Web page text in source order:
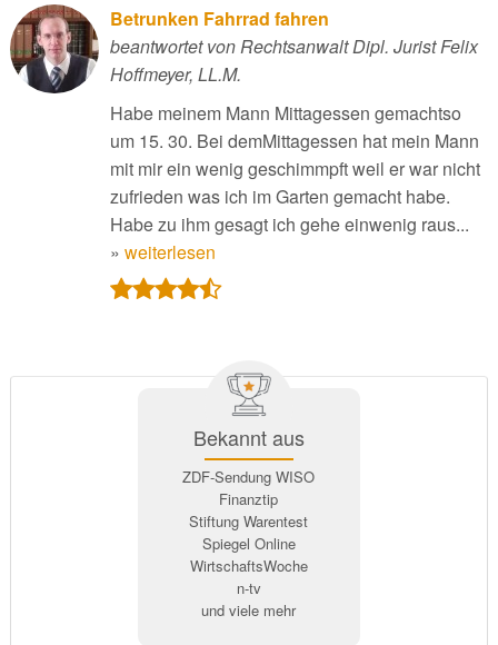
Betrunken Fahrrad fahren
beantwortet von Rechtsanwalt Dipl. Jurist Felix
Hoffmeyer, LL.M.
Habe meinem Mann Mittagessen gemachtso
um 15. 30. Bei demMittagessen hat mein Mann
mit mir ein wenig geschimmpft weil er war nicht
zufrieden was ich im Garten gemacht habe.
Habe zu ihm gesagt ich gehe einwenig raus...
» weiterlesen
Bekannt aus
ZDF-Sendung WISO
Finanztip
Stiftung Warentest
Spiegel Online
WirtschaftsWoche
n-tv
und viele mehr